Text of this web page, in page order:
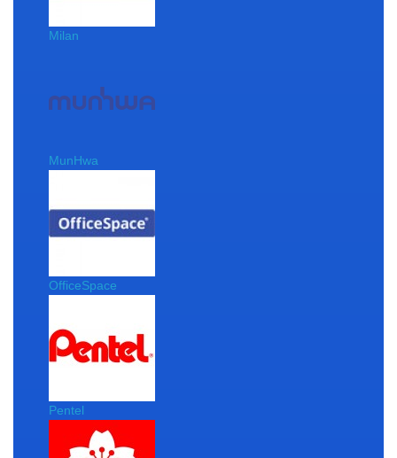
Milan
MunHwa
OfficeSpace
Pentel